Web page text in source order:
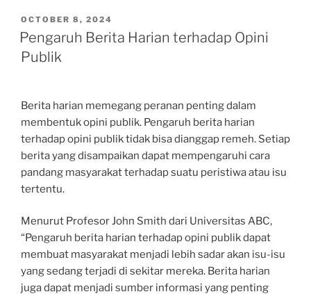
POSTED
ON
OCTOBER 8, 2024
Pengaruh Berita Harian terhadap Opini
Publik
Berita harian memegang peranan penting dalam
membentuk opini publik. Pengaruh berita harian
terhadap opini publik tidak bisa dianggap remeh. Setiap
berita yang disampaikan dapat mempengaruhi cara
pandang masyarakat terhadap suatu peristiwa atau isu
tertentu.
Menurut Profesor John Smith dari Universitas ABC,
“Pengaruh berita harian terhadap opini publik dapat
membuat masyarakat menjadi lebih sadar akan isu-isu
yang sedang terjadi di sekitar mereka. Berita harian
juga dapat menjadi sumber informasi yang penting